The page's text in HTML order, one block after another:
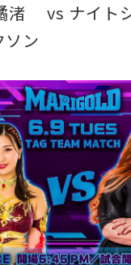
渚 vs ナイト
ソン